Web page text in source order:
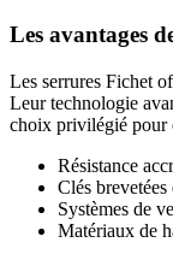
Les avantages
Les serrures Fichet
Leur technologie
choix privilégié pour
Résistance
Clés
Systèmes de
Matériaux de